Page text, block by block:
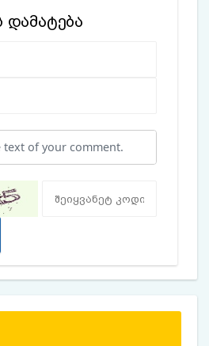
დამატება